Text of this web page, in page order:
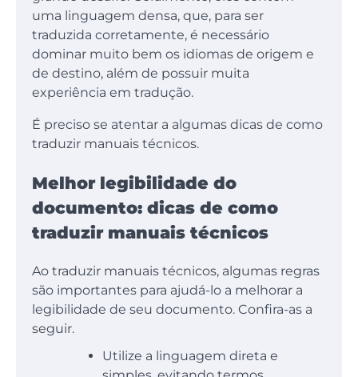
uma linguagem densa, que, para ser
traduzida corretamente, é necessário
dominar muito bem os idiomas de origem e
de destino, além de possuir muita
experiência em tradução.
É preciso se atentar a algumas dicas de como
traduzir manuais técnicos.
Melhor legibilidade do
documento: dicas de como
traduzir manuais técnicos
Ao traduzir manuais técnicos, algumas regras
são importantes para ajudá-lo a melhorar a
legibilidade de seu documento. Confira-as a
seguir.
Utilize a linguagem direta e